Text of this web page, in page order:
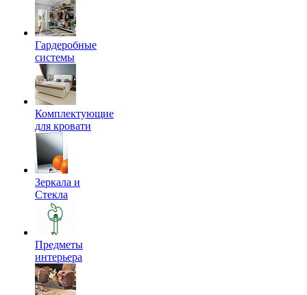
Гардеробные
системы
Комплектующие
для кровати
Зеркала и
Стекла
Предметы
интерьера